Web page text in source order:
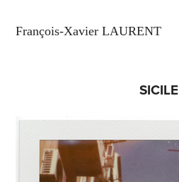
François-Xavier LAURENT
SICILE